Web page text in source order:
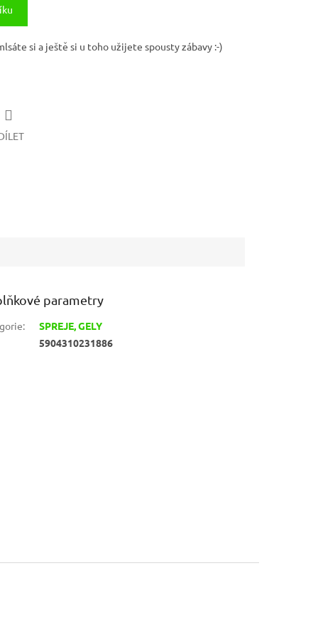
si a ještě si u toho užijete spousty zábavy :-)
parametry
:
SPREJE, GELY
5904310231886